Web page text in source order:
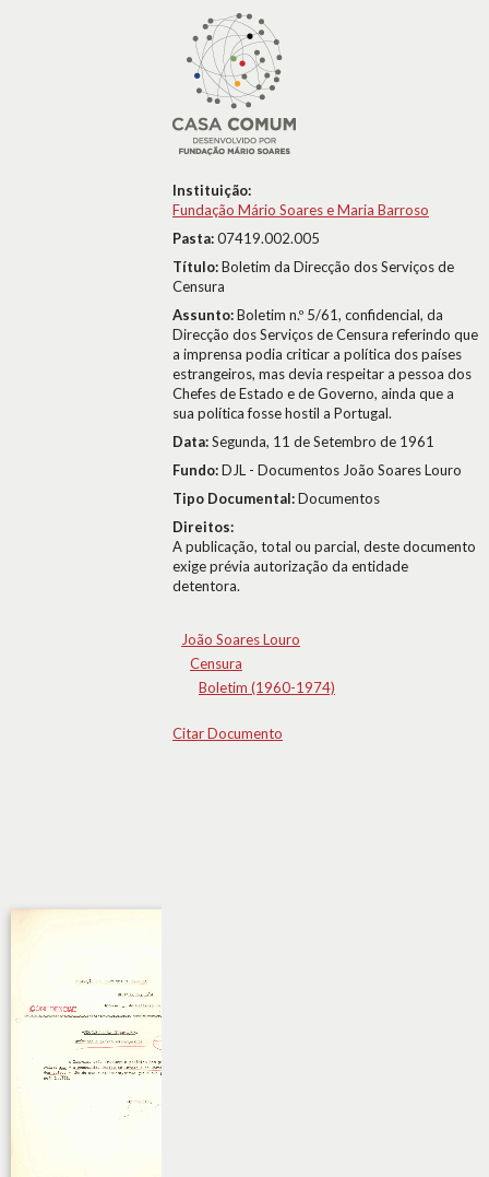
Instituição:
Fundação Mário Soares e Maria Barroso
Pasta:07419.002.005
Título:Boletim da Direcção dos Serviços de
Censura
Assunto:Boletim n.º 5/61, confidencial, da
Direcção dos Serviços de Censura referindo que
a imprensa podia criticar a política dos países
estrangeiros, mas devia respeitar a pessoa dos
Chefes de Estado e de Governo, ainda que a
sua política fosse hostil a Portugal.
Data:Segunda, 11 de Setembro de 1961
Fundo:DJL - Documentos João Soares Louro
Tipo Documental:Documentos
Direitos:
A publicação, total ou parcial, deste documento
exige prévia autorização da entidade
detentora.
João Soares Louro
Censura
Boletim (1960-1974)
Citar Documento